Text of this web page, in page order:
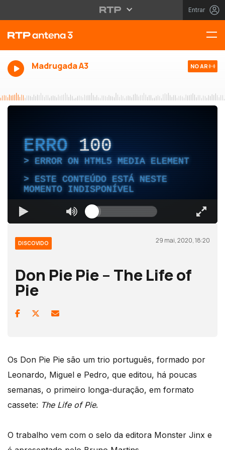
Entrar
Madrugada A3 NO AR
ERRO 100
ERROR ON HTML5 MEDIA ELEMENT
ESTE CONTEÚDO ESTÁ NESTE
MOMENTO INDISPONÍVEL
DISCOVIDO 29 mai, 2020, 18:20
Don Pie Pie – The Life of
Pie
Os Don Pie Pie são um trio português, formado por
Leonardo, Miguel e Pedro, que editou, há poucas
semanas, o primeiro longa-duração, em formato
cassete: The Life of Pie.
O trabalho vem com o selo da editora Monster Jinx e